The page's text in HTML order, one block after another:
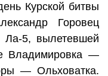
Курской битвы
Горовец
Ла-5, вылетевшей
Владимировка —
— Ольховатка.